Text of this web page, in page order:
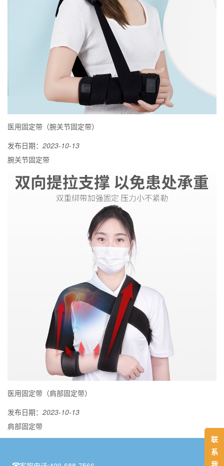
医用固定带（腕关节固定带）
发布日期： 2023-10-13
腕关节固定带
医用固定带（肩部固定带）
发布日期： 2023-10-13
肩部固定带
联
系
我